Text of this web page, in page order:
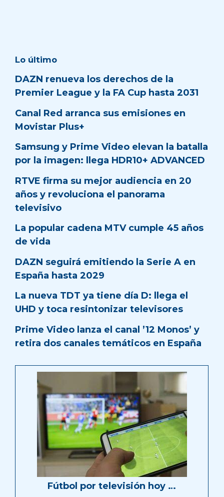
Lo último
DAZN renueva los derechos de la
Premier League y la FA Cup hasta 2031
Canal Red arranca sus emisiones en
Movistar Plus+
Samsung y Prime Video elevan la batalla
por la imagen: llega HDR10+ ADVANCED
RTVE firma su mejor audiencia en 20
años y revoluciona el panorama
televisivo
La popular cadena MTV cumple 45 años
de vida
DAZN seguirá emitiendo la Serie A en
España hasta 2029
La nueva TDT ya tiene día D: llega el
UHD y toca resintonizar televisores
Prime Video lanza el canal ’12 Monos’ y
retira dos canales temáticos en España
Fútbol por televisión hoy …